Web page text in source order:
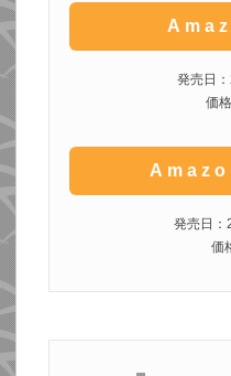
発売日
価
発売日：
価